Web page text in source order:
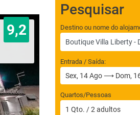
9,2
Pesquisar
Destino ou nome do
Entrada / Saída:
Quartos/Pessoas
1 Qto. /2 adultos